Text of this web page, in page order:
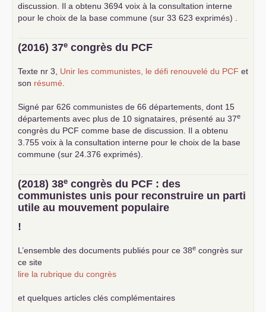
discussion. Il a obtenu 3694 voix à la consultation interne
pour le choix de la base commune (sur 33 623 exprimés) .
(2016) 37e congrès du PCF
Texte nr 3, Unir les communistes, le défi renouvelé du PCF et
son résumé.
Signé par 626 communistes de 66 départements, dont 15
départements avec plus de 10 signataires, présenté au 37e
congrès du PCF comme base de discussion. Il a obtenu
3.755 voix à la consultation interne pour le choix de la base
commune (sur 24.376 exprimés).
(2018) 38e congrès du PCF : des
communistes unis pour reconstruire un parti
utile au mouvement populaire
!
L’ensemble des documents publiés pour ce 38e congrès sur
ce site
lire la rubrique du congrès
et quelques articles clés complémentaires